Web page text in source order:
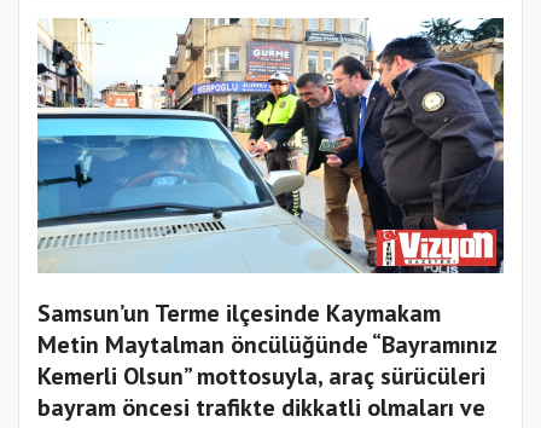
Samsun’un Terme ilçesinde Kaymakam
Metin Maytalman öncülüğünde “Bayramınız
Kemerli Olsun” mottosuyla, araç sürücüleri
bayram öncesi trafikte dikkatli olmaları ve